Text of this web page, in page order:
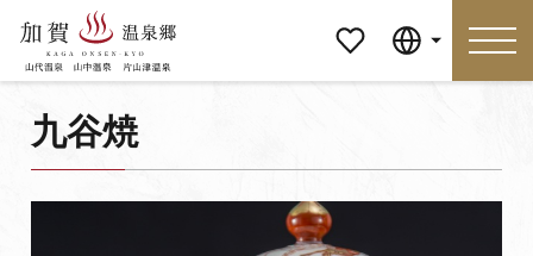
ージ
おすすめの過ごし方
Language
九谷焼